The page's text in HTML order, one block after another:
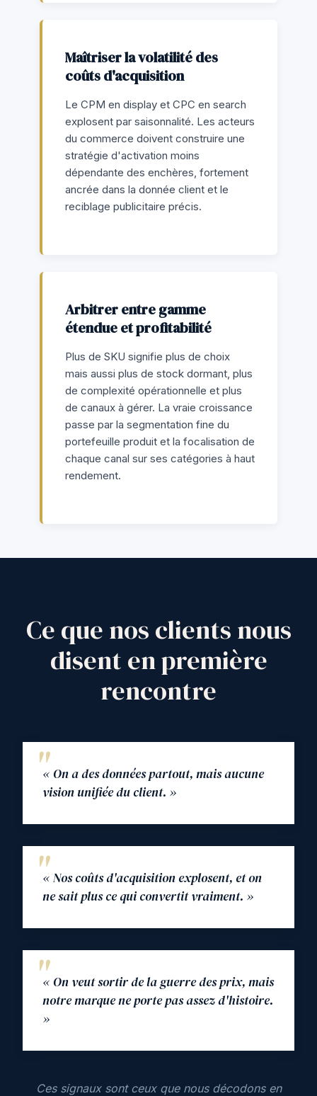
Maîtriser la volatilité des
coûts d'acquisition
Le CPM en display et CPC en search
explosent par saisonnalité. Les acteurs
du commerce doivent construire une
stratégie d'activation moins
dépendante des enchères, fortement
ancrée dans la donnée client et le
reciblage publicitaire précis.
Arbitrer entre gamme
étendue et profitabilité
Plus de SKU signifie plus de choix
mais aussi plus de stock dormant, plus
de complexité opérationnelle et plus
de canaux à gérer. La vraie croissance
passe par la segmentation fine du
portefeuille produit et la focalisation de
chaque canal sur ses catégories à haut
rendement.
Ce que nos clients nous
disent en première
rencontre
« On a des données partout, mais aucune
vision unifiée du client. »
« Nos coûts d'acquisition explosent, et on
ne sait plus ce qui convertit vraiment. »
« On veut sortir de la guerre des prix, mais
notre marque ne porte pas assez d'histoire.
»
Ces signaux sont ceux que nous décodons en